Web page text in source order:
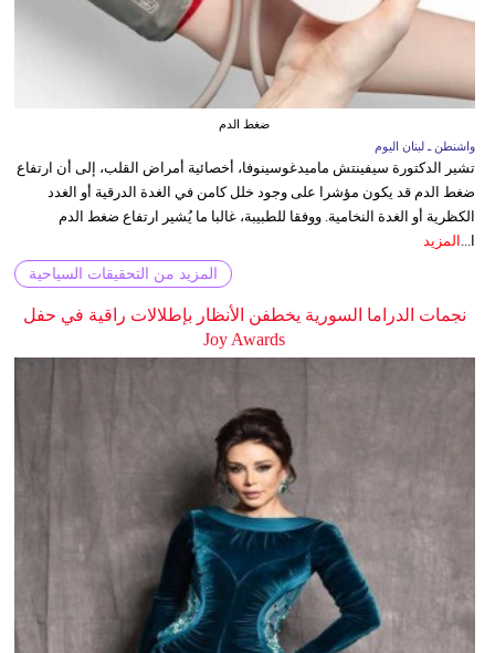
ضغط الدم
واشنطن ـ لبنان اليوم
تشير الدكتورة سيفينتش ماميدغوسينوفا، أخصائية أمراض القلب، إلى أن ارتفاع
ضغط الدم قد يكون مؤشرا على وجود خلل كامن في الغدة الدرقية أو الغدد
الكظرية أو الغدة النخامية. ووفقا للطبيبة، غالبا ما يُشير ارتفاع ضغط الدم
ا... المزيد
المزيد من التحقيقات السياحية
نجمات الدراما السورية يخطفن الأنظار بإطلالات راقية في حفل
Joy Awards